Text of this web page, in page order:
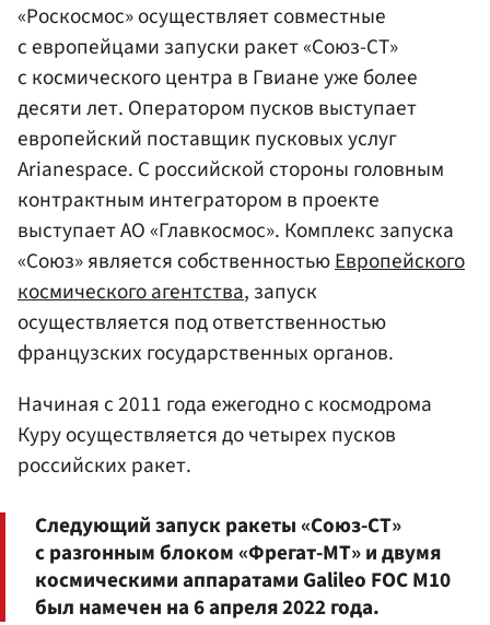
«Роскосмос» осуществляет совместные
с европейцами запуски ракет «Союз-СТ»
с космического центра в Гвиане уже более
десяти лет. Оператором пусков выступает
европейский поставщик пусковых услуг
Arianespace. С российской стороны головным
контрактным интегратором в проекте
выступает АО «Главкосмос». Комплекс запуска
«Союз» является собственностьюЕвропейского
космического агентства, запуск
осуществляется под ответственностью
французских государственных органов.
Начиная с 2011 года ежегодно с космодрома
Куру осуществляется до четырех пусков
российских ракет.
Следующий запуск ракеты «Союз-СТ»
с разгонным блоком «Фрегат-МТ» и двумя
космическими аппаратами Galileo FOC M10
был намечен на 6 апреля 2022 года.